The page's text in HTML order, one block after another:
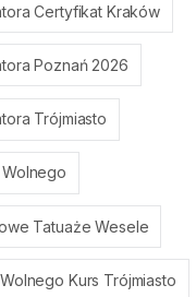
Certyfikat Kraków
Poznań 2026
Trójmiasto
Tatuaże Wesele
Kurs Trójmiasto